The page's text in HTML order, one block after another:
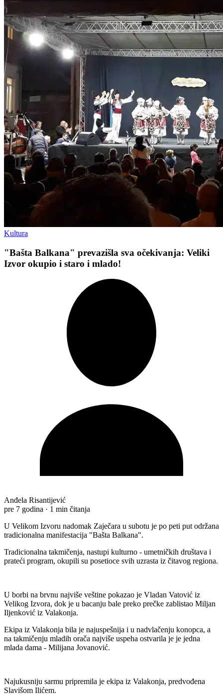
Kultura
"Bašta Balkana" prevazišla sva očekivanja: Veliki
Izvor okupio i staro i mlado!
Anđela Risantijević
pre 7 godina · 1 min čitanja
U Velikom Izvoru nadomak Zaječara u subotu je po peti put održana
tradicionalna manifestacija "Bašta Balkana".
Tradicionalna takmičenja, nastupi kulturno - umetničkih društava i
prateći program, okupili su posetioce svih uzrasta iz čitavog regiona.
U borbi na brvnu najviše veštine pokazao je Vladan Vatović iz
Velikog Izvora, dok je u bacanju bale preko prečke zablistao Miljan
Iljenković iz Valakonja.
Ekipa iz Valakonja bila je najuspešnija i u nadvlačenju konopca, a
na takmičenju mladih orača najviše uspeha ostvarila je je jedna
mlada dama - Milijana Jovanović.
Najukusniju sarmu pripremila je ekipa iz Valakonja, predvođena
Slavišom Ilićem.